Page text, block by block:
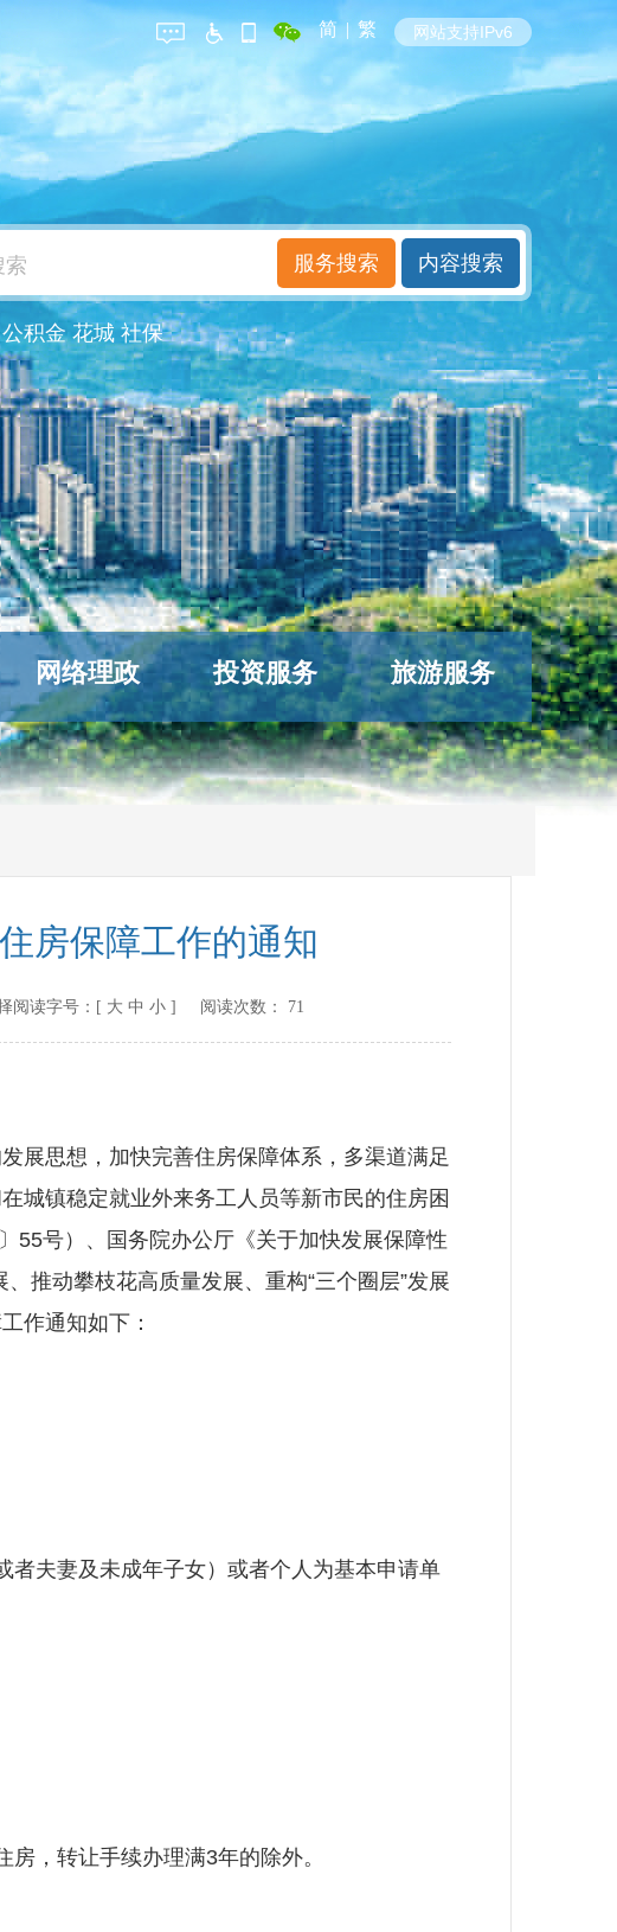
简 | 繁 网站支持IPv6
公积金 花城 社保
网络理政 投资服务 旅游服务
房保障工作的通知
读字号：[ 大 中 小] 阅读次数： 71
思想，加快完善住房保障体系，多渠道满足
城镇稳定就业外来务工人员等新市民的住房困
55号）、国务院办公厅《关于加快发展保障性
推动攀枝花高质量发展、重构“三个圈层”发展
作通知如下：
夫妻及未成年子女）或者个人为基本申请单
，转让手续办理满3年的除外。